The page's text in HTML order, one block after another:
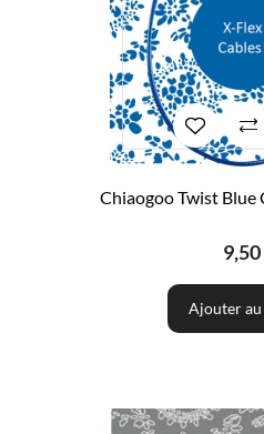
Chiaogoo Twist Blue
9,50
Ajouter